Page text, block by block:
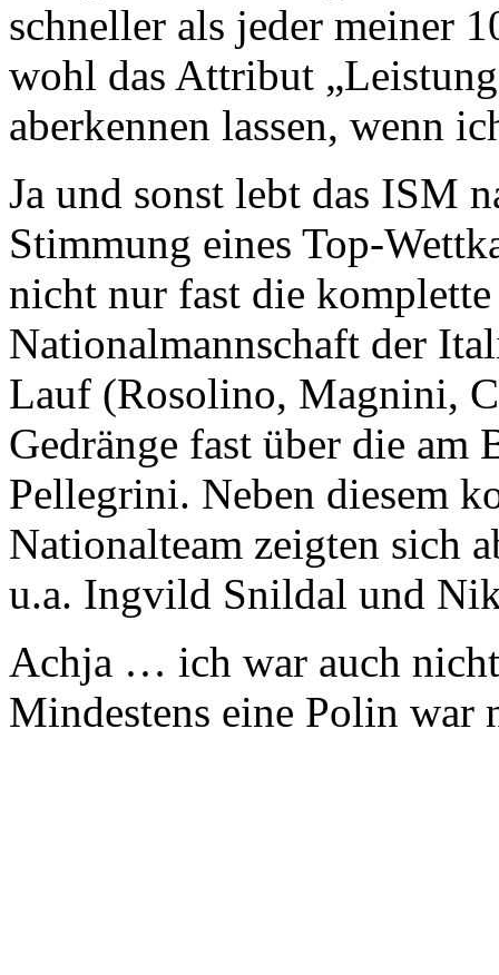
schneller als jeder meiner
wohl das Attribut
aberkennen lassen, wenn
Ja und sonst lebt das ISM
Stimmung eines Top-
nicht nur fast die
Nationalmannschaft der
Lauf (Rosolino, Magnini,
Gedränge fast über die am
Pellegrini. Neben diesem
Nationalteam zeigten sich
u.a. Ingvild Snildal und
Achja … ich war auch nicht
Mindestens eine Polin war